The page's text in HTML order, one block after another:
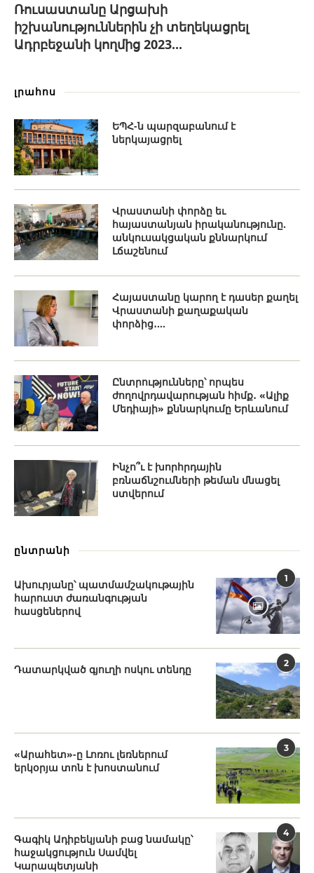
Ռուսաստանը Արցախի
իշխանություններին չի տեղեկացրել
Ադրբեջանի կողմից 2023...
լրահոս
ԵՊՀ-ն պարզաբանում է
ներկայացրել
Վրաստանի փորձը եւ
հայաստանյան իրականությունը.
անկուսակցական քննարկում
Լճաշենում
Հայաստանը կարող է դասեր քաղել
Վրաստանի քաղաքական
փորձից․...
Ընտրությունները՝ որպես
ժողովրդավարության հիմք․ «Ալիք
Մեդիայի» քննարկումը Երևանում
Ինչո՞ւ է խորհրդային
բռնաճնշումների թեման մնացել
ստվերում
ընտրանի
1
Ախուրյանը՝ պատմամշակութային
հարուստ ժառանգության
հասցեներով
2
Դատարկված գյուղի ոսկու տենդը
3
«Արահետ»-ը Լոռու լեռներում
երկօրյա տոն է խոստանում
4
Գագիկ Ադիբեկյանի բաց նամակը՝
հաջակցություն Սամվել
Կարապետյանի